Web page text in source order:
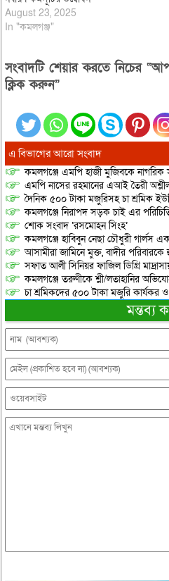
August 23, 2025
In "কমলগঞ্জ"
সংবাদটি শেয়ার করতে নিচের
ক্লিক করুন”
এ বিভাগের আরো সংবাদ
কমলগঞ্জে এমপি হাজী মুজিবকে নাগরিক
এমপি নাসের রহমানের এআই তৈরী
দৈনিক ৫০০ টাকা মজুরিসহ চা শ্রমিক
কমলগঞ্জে নিরাপদ সড়ক চাই এর
শোক সংবাদ ‘রসমোহন সিংহ’
কমলগঞ্জে হাবিবুন নেছা চৌধুরী গার্লস
আসামীরা জামিনে মুক্ত, বাদীর
সফাত আলী সিনিয়র ফাজিল ডিগ্রি
কমলগঞ্জে তরুণীকে শ্লী/লতাহানির
চা শ্রমিকদের ৫০০ টাকা মজুরি কার্যকর
মন্তব্য